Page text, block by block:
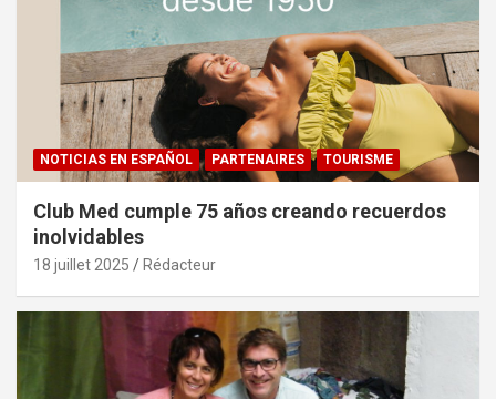
NOTICIAS EN ESPAÑOL PARTENAIRES TOURISME
Club Med cumple 75 años creando recuerdos
inolvidables
18 juillet 2025 Rédacteur